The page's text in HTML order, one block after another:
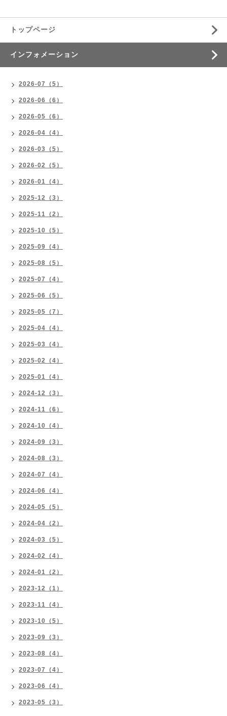
トップページ
インフォメーション
2026-07（5）
2026-06（6）
2026-05（6）
2026-04（4）
2026-03（5）
2026-02（5）
2026-01（4）
2025-12（3）
2025-11（2）
2025-10（5）
2025-09（4）
2025-08（5）
2025-07（4）
2025-06（5）
2025-05（7）
2025-04（4）
2025-03（4）
2025-02（4）
2025-01（4）
2024-12（3）
2024-11（6）
2024-10（4）
2024-09（3）
2024-08（3）
2024-07（4）
2024-06（4）
2024-05（5）
2024-04（2）
2024-03（5）
2024-02（4）
2024-01（2）
2023-12（1）
2023-11（4）
2023-10（5）
2023-09（3）
2023-08（4）
2023-07（4）
2023-06（4）
2023-05（3）